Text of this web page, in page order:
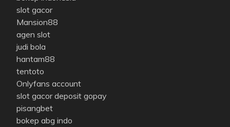
slot gacor
Mansion88
agen slot
judi bola
hantam88
tentoto
Onlyfans account
slot gacor deposit gopay
pisangbet
bokep abg indo